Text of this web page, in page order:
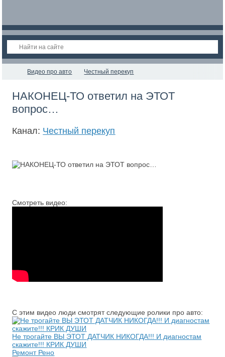
Видео про авто Честный перекуп
НАКОНЕЦ-ТО ответил на ЭТОТ
вопрос…
Канал: Честный перекуп
Смотреть видео:
С этим видео люди смотрят следующие ролики про авто:
Не трогайте ВЫ ЭТОТ ДАТЧИК НИКОГДА!!! И диагностам
скажите!!! КРИК ДУШИ
Ремонт Рено